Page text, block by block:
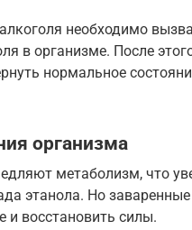
необходимо
в организме. После
нормальное
организма
метаболизм, что
этанола. Но
и восстановить силы.